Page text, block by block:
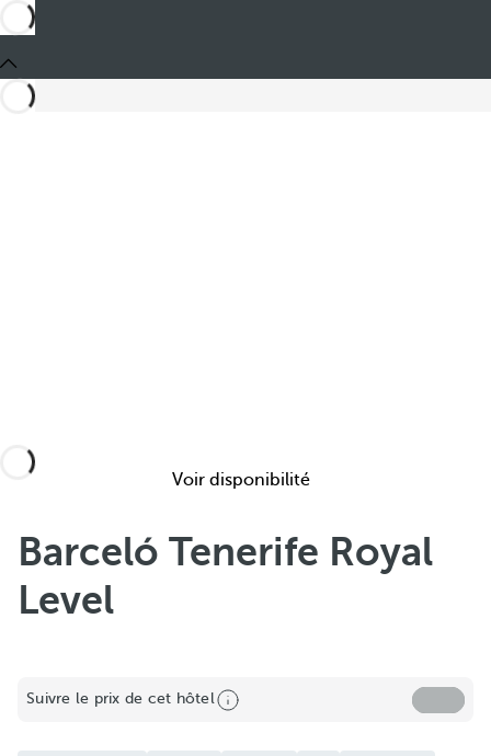
Découvrez nos photos et vidéos
Voir disponibilité
Barceló Tenerife Royal
Level
Suivre le prix de cet hôtel